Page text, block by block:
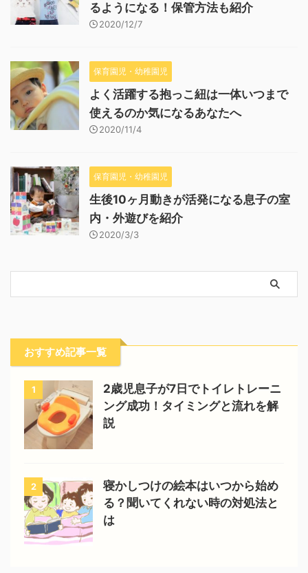
るようになる！保管方法も紹介
2020/12/7
保育園児・幼稚園児
よく活躍する抱っこ紐は一体いつまで
使えるのか気になるあなたへ
2020/11/4
保育園児・幼稚園児
生後10ヶ月動きが活発になる息子の室
内・外遊びを紹介
2020/3/3
おすすめ記事一覧
1
2歳児息子が7日でトイレトレーニ
ング成功！タイミングと流れを解
説
2
寝かしつけの絵本はいつから始め
る？聞いてくれない時の対処法と
は